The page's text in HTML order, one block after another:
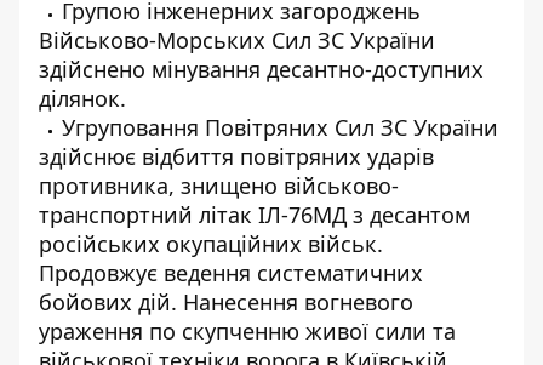
Групою інженерних загороджень
Військово-Морських Сил ЗС України
здійснено мінування десантно-доступних
ділянок.
Угруповання Повітряних Сил ЗС України
здійснює відбиття повітряних ударів
противника, знищено військово-
транспортний літак ІЛ-76МД з десантом
російських окупаційних військ.
Продовжує ведення систематичних
бойових дій. Нанесення вогневого
ураження по скупченню живої сили та